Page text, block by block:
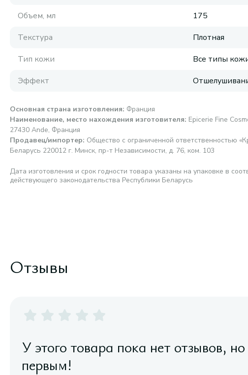
Объем, мл
175
Текстура
Плотная
Тип кожи
Все типы
Эффект
Основная страна изготовления: Франция
Наименование, место нахождения изготовителя: Epicerie Fine
27430 Ande, Франция
Продавец/импортер: Общество с ограниченной ответственностью
Беларусь 220012 г. Минск, пр-т Независимости, д. 76, ком. 103
Дата изготовления и срок годности товара указаны на упаковке в
действующего законодательства Республики Беларусь
Отзывы
У этого товара пока нет отзывов,
первым!